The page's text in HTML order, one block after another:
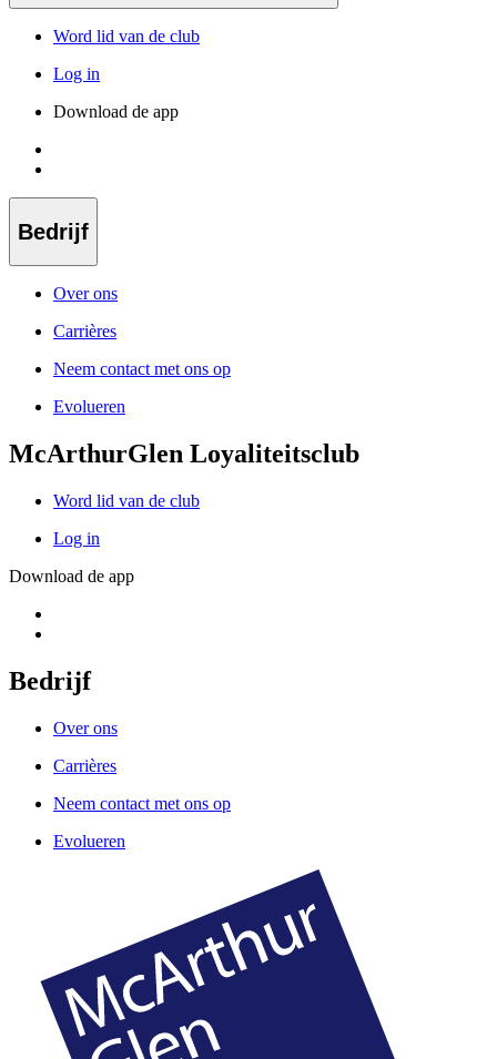
Word lid van de club
Log in
Download de app
Bedrijf
Over ons
Carrières
Neem contact met ons op
Evolueren
McArthurGlen Loyaliteitsclub
Word lid van de club
Log in
Download de app
Bedrijf
Over ons
Carrières
Neem contact met ons op
Evolueren